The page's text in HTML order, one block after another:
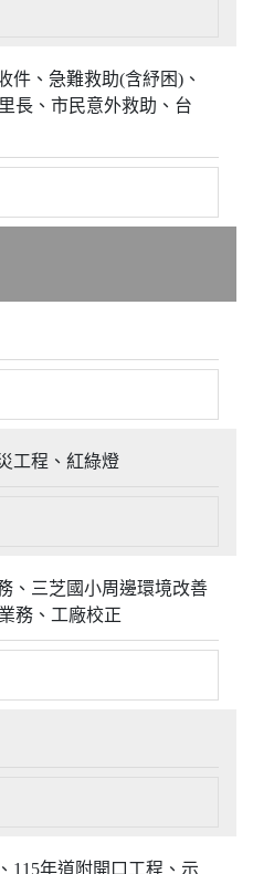
件、急難救助(含紓困)、
長、市民意外救助、台
工程、紅綠燈
、三芝國小周邊環境改善
務、工廠校正
115年道附開口工程、示